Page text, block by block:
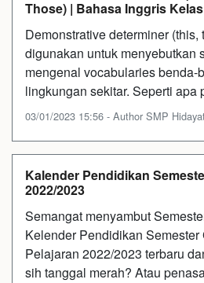
Those) | Bahasa Inggris
Demonstrative determiner (this,
digunakan untuk menyebutkan
mengenal vocabularies benda-
lingkungan sekitar. Seperti apa
03/01/2023 15:56 - Author SMP
Kalender Pendidikan
2022/2023
Semangat menyambut
Kelender Pendidikan Semester
Pelajaran 2022/2023 terbaru
sih tanggal merah? Atau